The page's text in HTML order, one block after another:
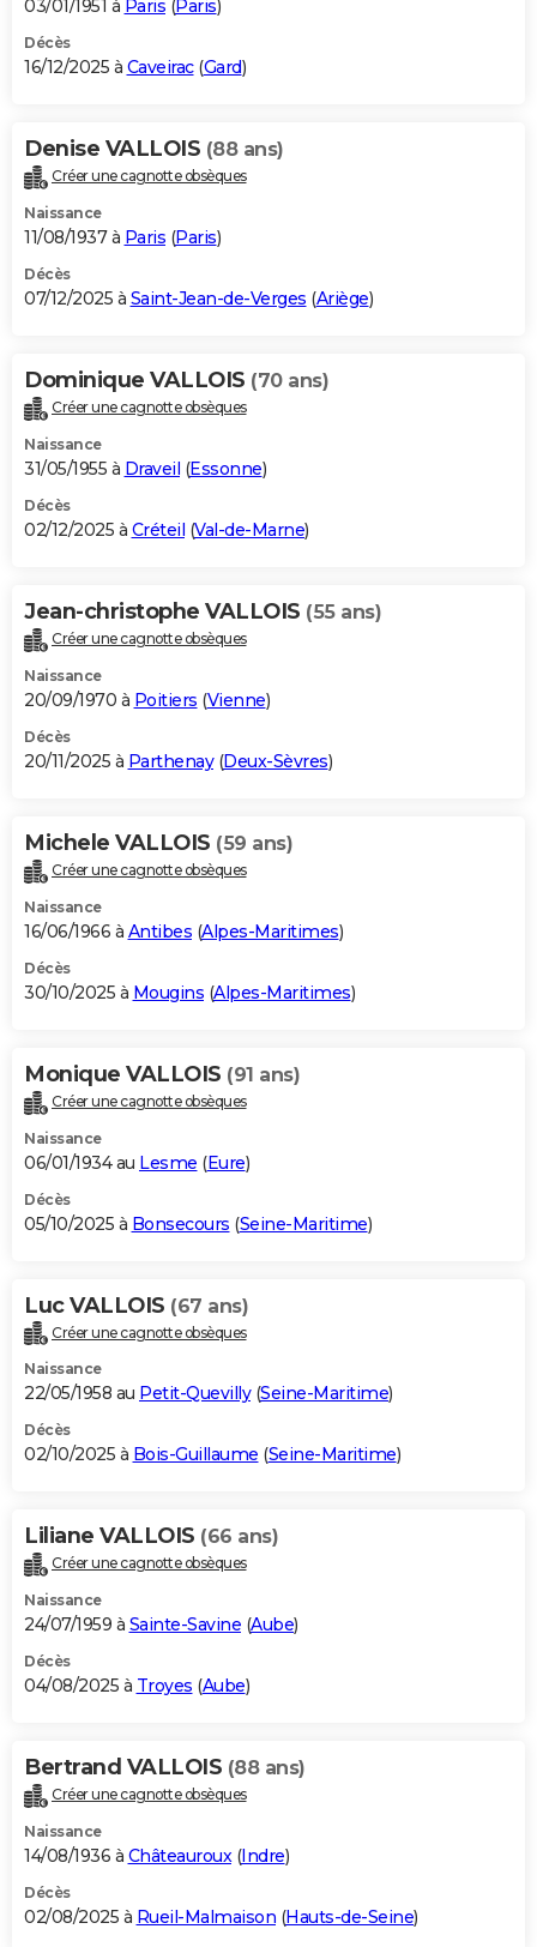
03/01/1951 à Paris (Paris)
Décès
16/12/2025 à Caveirac(Gard)
Denise VALLOIS (88 ans)
Créer une cagnotte obsèques
Naissance
11/08/1937 à Paris (Paris)
Décès
07/12/2025 à Saint-Jean-de-Verges (Ariège)
Dominique VALLOIS (70 ans)
Créer une cagnotte obsèques
Naissance
31/05/1955 à Draveil (Essonne)
Décès
02/12/2025 à Créteil (Val-de-Marne)
Jean-christophe VALLOIS (55 ans)
Créer une cagnotte obsèques
Naissance
20/09/1970 à Poitiers (Vienne)
Décès
20/11/2025 à Parthenay(Deux-Sèvres)
Michele VALLOIS (59 ans)
Créer une cagnotte obsèques
Naissance
16/06/1966 à Antibes (Alpes-Maritimes)
Décès
30/10/2025 à Mougins (Alpes-Maritimes)
Monique VALLOIS (91 ans)
Créer une cagnotte obsèques
Naissance
06/01/1934 au Lesme (Eure)
Décès
05/10/2025 à Bonsecours (Seine-Maritime)
Luc VALLOIS (67 ans)
Créer une cagnotte obsèques
Naissance
22/05/1958 au Petit-Quevilly(Seine-Maritime)
Décès
02/10/2025 à Bois-Guillaume (Seine-Maritime)
Liliane VALLOIS (66 ans)
Créer une cagnotte obsèques
Naissance
24/07/1959 à Sainte-Savine (Aube)
Décès
04/08/2025 à Troyes (Aube)
Bertrand VALLOIS (88 ans)
Créer une cagnotte obsèques
Naissance
14/08/1936 à Châteauroux(Indre)
Décès
02/08/2025 à Rueil-Malmaison (Hauts-de-Seine)